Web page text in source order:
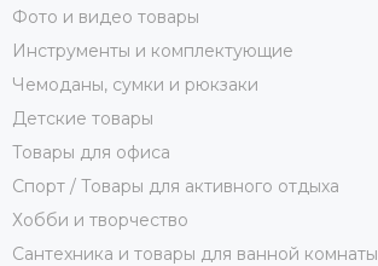
Фото и видео товары
Инструменты и комплектующие
Чемоданы, сумки и рюкзаки
Детские товары
Товары для офиса
Спорт / Товары для активного отдыха
Хобби и творчество
Сантехника и товары для ванной комнаты